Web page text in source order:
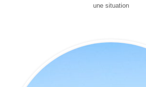
une situation